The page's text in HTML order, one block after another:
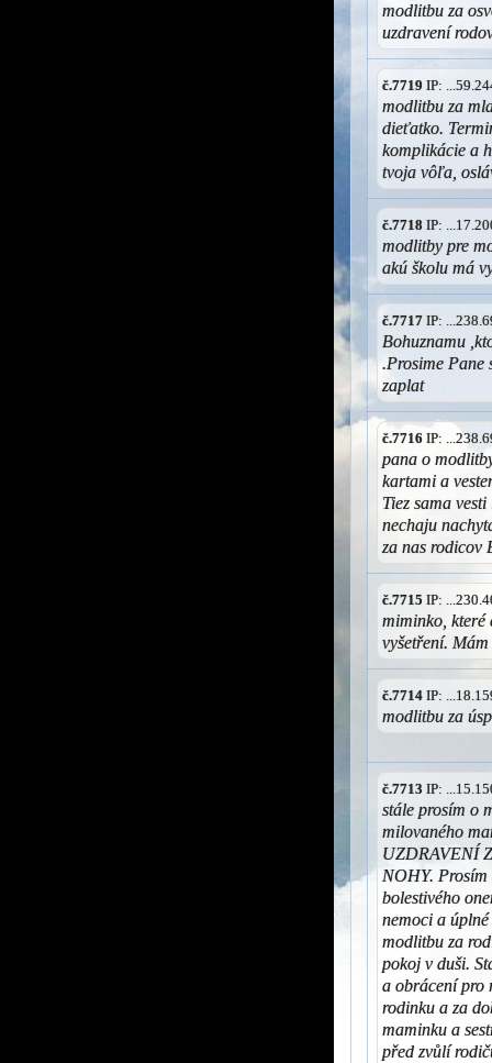
modlitbu za
uzdravení
č.7719 IP:
modlitbu za
dieťatko.
komplikácie a
tvoja vôľa,
č.7718 IP:
modlitby pre
akú školu má
č.7717 IP:
Bohuznamu
.Prosime Pane
zaplat
č.7716 IP:
pana o
kartami a
Tiez sama
nechaju
za nas rodicov
č.7715 IP:
miminko, které
vyšetření.
č.7714 IP:
modlitbu za
č.7713 IP:
stále prosím o
milovaného
UZDRAVENÍ
NOHY. Prosím
bolestivého
nemoci a
modlitbu za
pokoj v duši.
a obrácení pro
rodinku a za
maminku a
před zvůlí